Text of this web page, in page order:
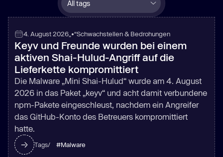
4. August 2026„•“Schwachstellen & Bedrohungen
Keyv und Freunde wurden bei einem
aktiven Shai-Hulud-Angriff auf die
Lieferkette kompromittiert
Die Malware „Mini Shai-Hulud“ wurde am 4. August
2026 in das Paket „keyv“ und acht damit verbundene
npm-Pakete eingeschleust, nachdem ein Angreifer
das GitHub-Konto des Betreuers kompromittiert
hatte.
Tags/ #Malware